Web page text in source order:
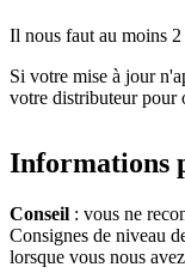
Il nous faut au moins
Si votre mise à jour
votre distributeur pour
Informations
Conseil : vous ne
Consignes de niveau
lorsque vous nous